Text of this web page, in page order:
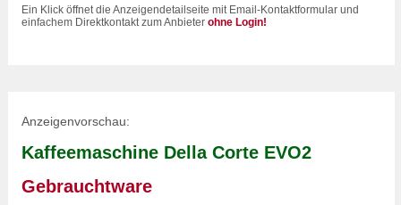
Ein Klick öffnet die Anzeigendetailseite mit Email-Kontaktformular und
einfachem Direktkontakt zum Anbieter ohne Login!
Anzeigenvorschau:
Kaffeemaschine Della Corte EVO2
Gebrauchtware